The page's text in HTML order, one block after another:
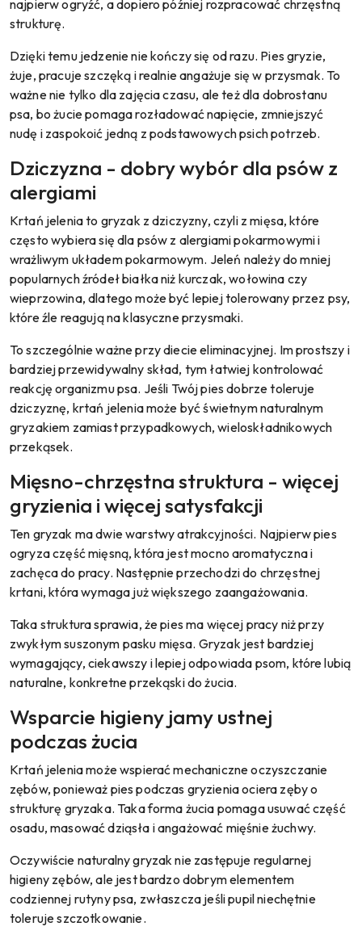
najpierw ogryźć, a dopiero później rozpracować chrzęstną
strukturę.
Dzięki temu jedzenie nie kończy się od razu. Pies gryzie,
żuje, pracuje szczęką i realnie angażuje się w przysmak. To
ważne nie tylko dla zajęcia czasu, ale też dla dobrostanu
psa, bo żucie pomaga rozładować napięcie, zmniejszyć
nudę i zaspokoić jedną z podstawowych psich potrzeb.
Dziczyzna - dobry wybór dla psów z
alergiami
Krtań jelenia to gryzak z dziczyzny, czyli z mięsa, które
często wybiera się dla psów z alergiami pokarmowymi i
wrażliwym układem pokarmowym. Jeleń należy do mniej
popularnych źródeł białka niż kurczak, wołowina czy
wieprzowina, dlatego może być lepiej tolerowany przez psy,
które źle reagują na klasyczne przysmaki.
To szczególnie ważne przy diecie eliminacyjnej. Im prostszy i
bardziej przewidywalny skład, tym łatwiej kontrolować
reakcję organizmu psa. Jeśli Twój pies dobrze toleruje
dziczyznę, krtań jelenia może być świetnym naturalnym
gryzakiem zamiast przypadkowych, wieloskładnikowych
przekąsek.
Mięsno-chrzęstna struktura - więcej
gryzienia i więcej satysfakcji
Ten gryzak ma dwie warstwy atrakcyjności. Najpierw pies
ogryza część mięsną, która jest mocno aromatyczna i
zachęca do pracy. Następnie przechodzi do chrzęstnej
krtani, która wymaga już większego zaangażowania.
Taka struktura sprawia, że pies ma więcej pracy niż przy
zwykłym suszonym pasku mięsa. Gryzak jest bardziej
wymagający, ciekawszy i lepiej odpowiada psom, które lubią
naturalne, konkretne przekąski do żucia.
Wsparcie higieny jamy ustnej
podczas żucia
Krtań jelenia może wspierać mechaniczne oczyszczanie
zębów, ponieważ pies podczas gryzienia ociera zęby o
strukturę gryzaka. Taka forma żucia pomaga usuwać część
osadu, masować dziąsła i angażować mięśnie żuchwy.
Oczywiście naturalny gryzak nie zastępuje regularnej
higieny zębów, ale jest bardzo dobrym elementem
codziennej rutyny psa, zwłaszcza jeśli pupil niechętnie
toleruje szczotkowanie.